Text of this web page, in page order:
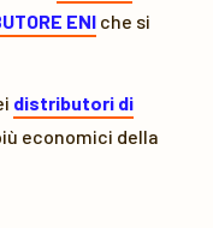
ENI che si
distributori di
economici della